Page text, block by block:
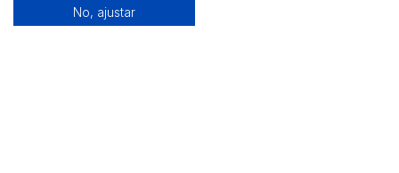
No, ajustar